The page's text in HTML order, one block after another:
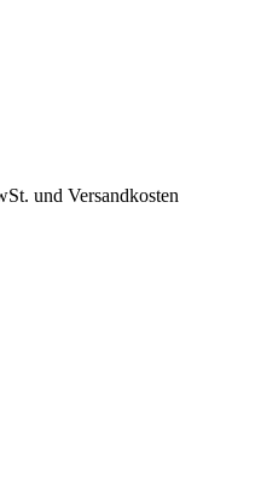
und Versandkosten